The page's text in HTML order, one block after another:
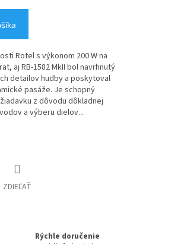
Rotel s výkonom 200 W na
aj RB-1582 MkII bol navrhnutý
detailov hudby a poskytoval
pasáže. Je schopný
z dôvodu dôkladnej
a výberu dielov...
ZDIEĽAŤ
Rýchle doručenie